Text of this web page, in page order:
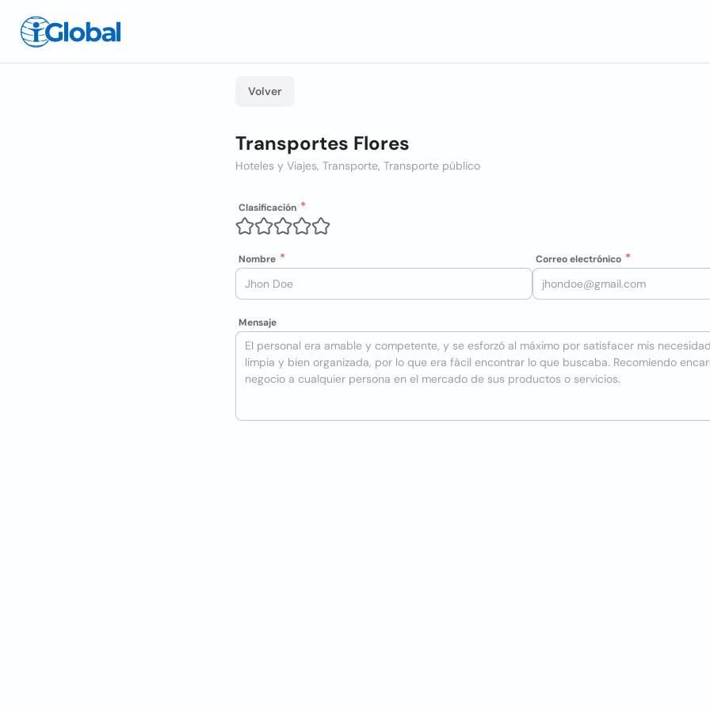
Volver
Transportes Flores
Hoteles y Viajes, Transporte, Transporte público
Clasificación
Nombre Correo electrónico
Mensaje